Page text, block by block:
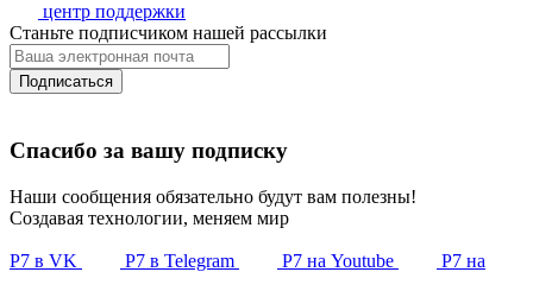
центр поддержки
Станьте подписчиком нашей рассылки
Подписаться
Спасибо за вашу подписку
Наши сообщения обязательно будут вам полезны!
Создавая технологии, меняем мир
Р7 в VK Р7 в Telegram Р7 на Youtube Р7 на